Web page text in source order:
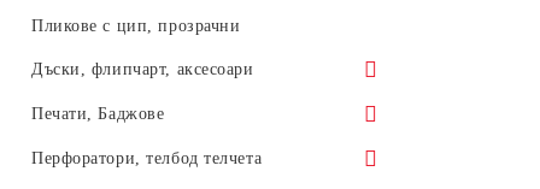
Пликове с цип, прозрачни
Дъски, флипчарт, аксесоари
Коркови дъски
Черни дъски с дървена рамка
Печати, Баджове
Баджове
Перфоратори, телбод телчета